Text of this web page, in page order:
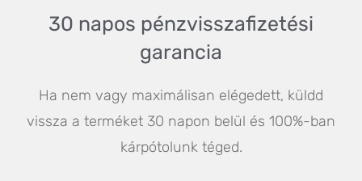
30 napos pénzvisszafizetési
garancia
Ha nem vagy maximálisan elégedett, küldd
vissza a terméket 30 napon belül és 100%-ban
kárpótolunk téged.